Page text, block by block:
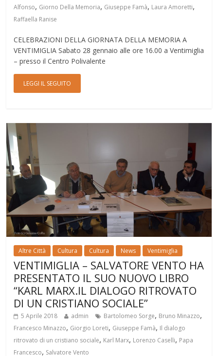
Alfonso, Giorno Della Memoria, Giuseppe Famà, Laura Amoretti,
Raffaella Ranise
CELEBRAZIONI DELLA GIORNATA DELLA MEMORIA A
VENTIMIGLIA Sabato 28 gennaio alle ore 16.00 a Ventimiglia
– presso il Centro Polivalente
LEGGI IL SEGUITO
Altre Città Cultura Cultura News Ventimiglia
VENTIMIGLIA – SALVATORE VENTO HA
PRESENTATO IL SUO NUOVO LIBRO
“KARL MARX.IL DIALOGO RITROVATO
DI UN CRISTIANO SOCIALE”
5 Aprile 2018 admin Bartolomeo Sorge, Bruno Minazzo,
Francesco Minazzo, Giorgio Loreti, Giuseppe Famà, Il dialogo
ritrovato di un cristiano sociale, Karl Marx, Lorenzo Caselli, Papa
Francesco, Salvatore Vento